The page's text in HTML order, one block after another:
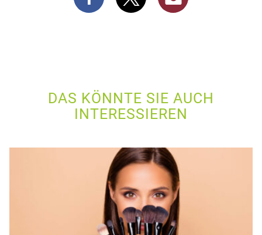
DAS KÖNNTE SIE AUCH
INTERESSIEREN